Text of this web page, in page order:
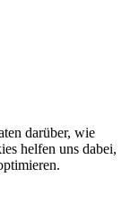
darüber, wie
helfen uns dabei,